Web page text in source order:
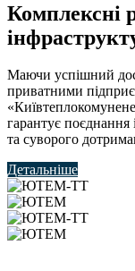
Комплексні
Маючи успішний
приватними
гарантує поєднання
та суворого
Детальніше